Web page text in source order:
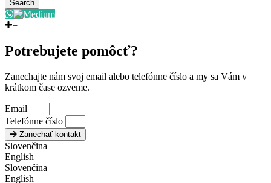
Potrebujete pomôcť?
Zanechajte nám svoj email alebo telefónne číslo a my sa Vám v
krátkom čase ozveme.
Email
Telefónne číslo
Zanechať kontakt
Slovenčina
English
Slovenčina
English